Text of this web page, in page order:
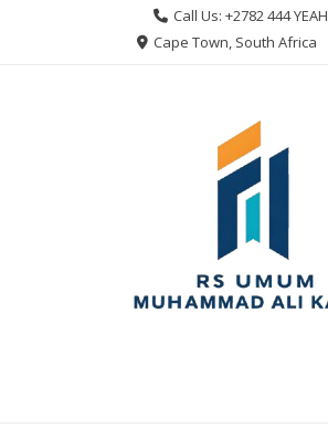
Call Us: +2782 444 YEAH
Cape Town, South Africa